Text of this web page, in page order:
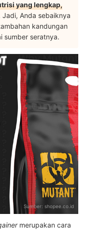
yang lengkap,
Jadi, Anda sebaiknya
kandungan
sumber seratnya.
Sumber: shopee.co.id
merupakan cara